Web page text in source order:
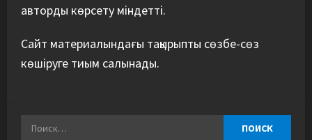
авторды көрсету міндетті.
Сайт материалындағы тақырыпты сөзбе-сөз
көшіруге тиым салынады.